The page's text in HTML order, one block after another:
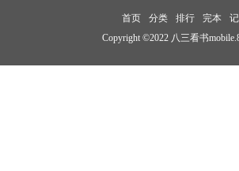
首页 分类 排行 完本
Copyright ©2022 八三看书